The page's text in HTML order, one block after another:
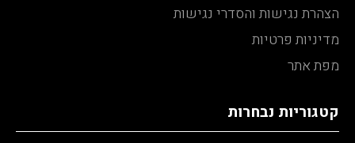
הצהרת נגישות והסדרי נגישות
מדיניות פרטיות
מפת אתר
קטגוריות נבחרות